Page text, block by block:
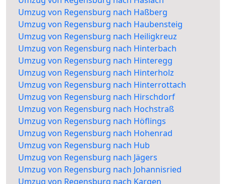
Umzug von Regensburg nach Haßberg
Umzug von Regensburg nach Haubensteig
Umzug von Regensburg nach Heiligkreuz
Umzug von Regensburg nach Hinterbach
Umzug von Regensburg nach Hinteregg
Umzug von Regensburg nach Hinterholz
Umzug von Regensburg nach Hinterrottach
Umzug von Regensburg nach Hirschdorf
Umzug von Regensburg nach Hochstraß
Umzug von Regensburg nach Höflings
Umzug von Regensburg nach Hohenrad
Umzug von Regensburg nach Hub
Umzug von Regensburg nach Jägers
Umzug von Regensburg nach Johannisried
Umzug von Regensburg nach Kargen